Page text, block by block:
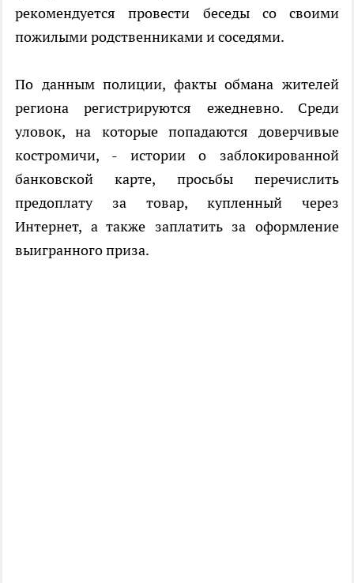
рекомендуется провести беседы со своими
пожилыми родственниками и соседями.
По данным полиции, факты обмана жителей
региона регистрируются ежедневно. Среди
уловок, на которые попадаются доверчивые
костромичи, - истории о заблокированной
банковской карте, просьбы перечислить
предоплату за товар, купленный через
Интернет, а также заплатить за оформление
выигранного приза.